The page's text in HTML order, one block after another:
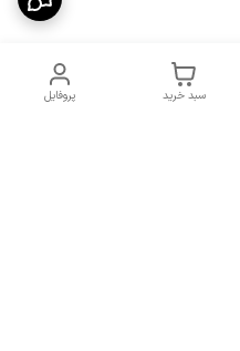
پروفایل سبد خرید